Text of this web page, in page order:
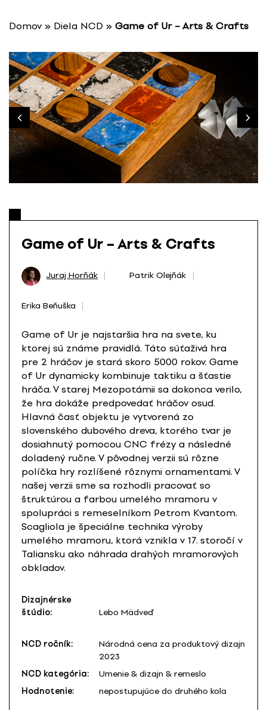
Domov » Diela NCD » Game of Ur – Arts & Crafts
Game of Ur – Arts & Crafts
Juraj Horňák Patrik Olejňák
Erika Beňuška
Game of Ur je najstaršia hra na svete, ku
ktorej sú známe pravidlá. Táto súťaživá hra
pre 2 hráčov je stará skoro 5000 rokov. Game
of Ur dynamicky kombinuje taktiku a šťastie
hráča. V starej Mezopotámii sa dokonca verilo,
že hra dokáže predpovedať hráčov osud.
Hlavná časť objektu je vytvorená zo
slovenského dubového dreva, ktorého tvar je
dosiahnutý pomocou CNC frézy a následné
doladený ručne. V pôvodnej verzii sú rôzne
políčka hry rozlíšené rôznymi ornamentami. V
našej verzii sme sa rozhodli pracovať so
štruktúrou a farbou umelého mramoru v
spolupráci s remeselníkom Petrom Kvantom.
Scagliola je špeciálne technika výroby
umelého mramoru, ktorá vznikla v 17. storočí v
Taliansku ako náhrada drahých mramorových
obkladov.
Dizajnérske
štúdio:
Lebo Mädveď
NCD ročník:
Národná cena za produktový dizajn
2023
NCD kategória:
Umenie & dizajn & remeslo
Hodnotenie:
nepostupujúce do druhého kola